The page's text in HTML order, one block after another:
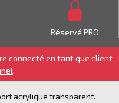
Réservé PRO
connecté en tant que client
.
acrylique transparent.